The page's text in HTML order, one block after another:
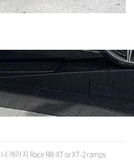
게러지 Race RR-XT or XT-2 ramps